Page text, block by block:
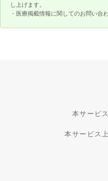
し上げます。
・医療掲載情報に関してのお問い合
本サービ
本サービス